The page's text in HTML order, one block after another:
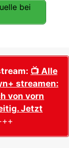
bei
📺 Alle
streamen:
von vorn
Jetzt